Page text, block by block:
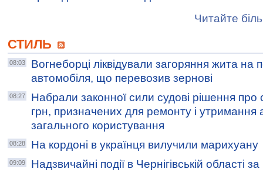
Читайте
СТИЛЬ
08:03
Вогнеборці ліквідували загоряння жита на
автомобіля, що перевозив зернові
08:27
Набрали законної сили судові рішення про
грн, призначених для ремонту і утримання
загального користування
08:28 На кордоні в українця вилучили марихуану
09:09 Надзвичайні події в Чернігівській області